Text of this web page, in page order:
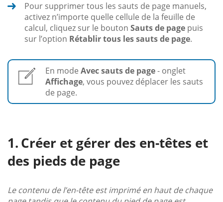
Pour supprimer tous les sauts de page manuels,
activez n’importe quelle cellule de la feuille de
calcul, cliquez sur le bouton Sauts de page puis
sur l’option Rétablir tous les sauts de page.
En mode Avec sauts de page- onglet
Affichage, vous pouvez déplacer les sauts
de page.
Créer et gérer des en-têtes et
des pieds de page
Le contenu de l’en-tête est imprimé en haut de chaque